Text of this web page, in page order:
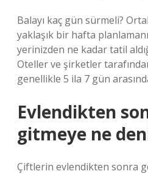
Balayı kaç gün sürmeli?
yaklaşık bir hafta
yerinizden ne kadar tatil
Oteller ve şirketler
genellikle 5 ila 7 gün
Evlendikten
gitmeye ne
Çiftlerin evlendikten sonra